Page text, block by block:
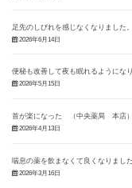
足先のしびれを感じなくなりました
2026年6月14日
便秘も改善して夜も眠れるようにな
2026年5月15日
首が楽になった （中央薬局 本店）
2026年4月13日
喘息の薬を飲まなくて良くなりまし
2026年3月16日